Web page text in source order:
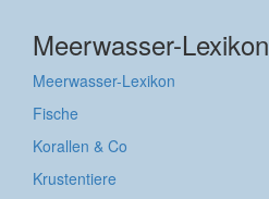
Meerwasser-Lexikon
Meerwasser-Lexikon
Fische
Korallen & Co
Krustentiere